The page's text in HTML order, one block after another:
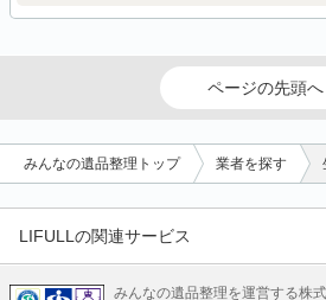
ページの先頭へ
みんなの遺品整理トップ 業者を探す
LIFULLの関連サービス
みんなの遺品整理を運営する株